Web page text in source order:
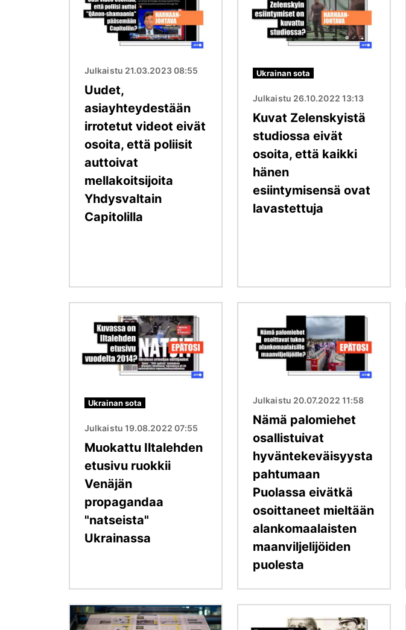
Julkaistu 21.03.2023 08:55
Uudet,
asiayhteydestään
irrotetut videot eivät
osoita, että poliisit
auttoivat
mellakoitsijoita
Yhdysvaltain
Capitolilla
Ukrainan sota
Julkaistu 26.10.2022 13:13
Kuvat Zelenskyistä
studiossa eivät
osoita, että kaikki
hänen
esiintymisensä ovat
lavastettuja
Ukrainan sota
Julkaistu 19.08.2022 07:55
Muokattu Iltalehden
etusivu ruokkii
Venäjän
propagandaa
"natseista"
Ukrainassa
Julkaistu 20.07.2022 11:58
Nämä palomiehet
osallistuivat
hyväntekeväisyysta
pahtumaan
Puolassa eivätkä
osoittaneet mieltään
alankomaalaisten
maanviljelijöiden
puolesta
Kuva